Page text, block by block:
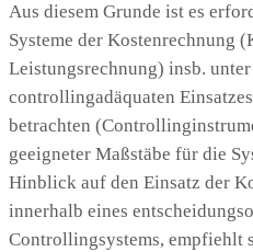
Aus diesem Grunde ist es
Systeme der Kostenrechnung
Leistungsrechnung) insb.
controllingadäquaten
betrachten
geeigneter Maßstäbe für die
Hinblick auf den Einsatz der
innerhalb eines
Controllingsystems, empfiehlt